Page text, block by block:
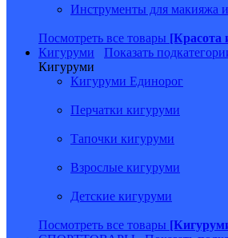
Инструменты для макияжа и
Посмотреть все товары [Красота
Кигуруми
Показать
Кигуруми
Кигуруми Единорог
Перчатки кигуруми
Тапочки кигуруми
Взрослые кигуруми
Детские кигуруми
Посмотреть все товары